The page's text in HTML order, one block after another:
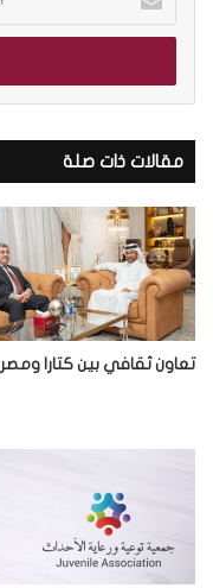
خ
ب
ي
د
ك
ا
ل
إ
ل
ت
ر
مقالات ذات صلة
تعاون ثقافي بين كتارا ومصر